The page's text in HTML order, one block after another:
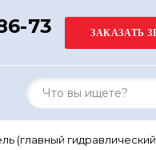
73
(главный гидравлический